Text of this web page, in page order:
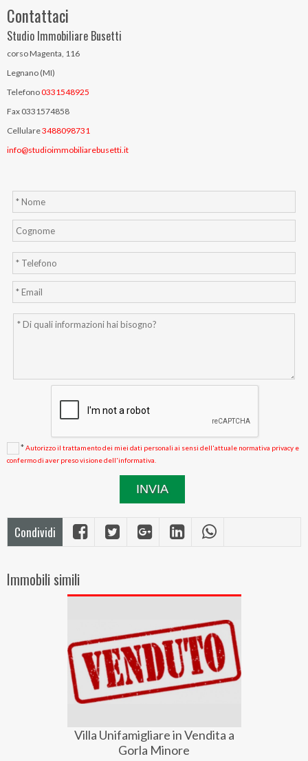
Contattaci
Studio Immobiliare Busetti
corso Magenta, 116
Legnano (MI)
Telefono0331548925
Fax 0331574858
Cellulare3488098731
info@studioimmobiliarebusetti.it
*Autorizzo il trattamento dei miei dati personali ai sensi dell'attuale normativa privacy e
confermo di aver preso visione dell'informativa.
Condividi
Immobili simili
Villa Unifamigliare in Vendita a
Gorla Minore